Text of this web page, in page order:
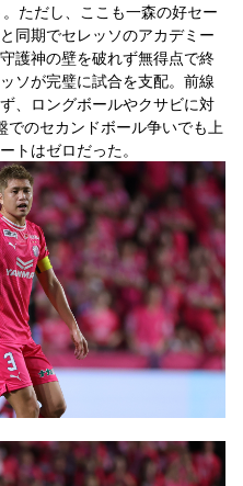
ただし、ここも一森の好セー
同期でセレッソのアカデミー
護神の壁を破れず無得点で終
ソが完璧に試合を支配。前線
、ロングボールやクサビに対
でのセカンドボール争いでも上
トはゼロだった。